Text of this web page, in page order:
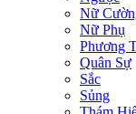
Nữ
Nữ Phụ
Phương
Quân Sự
Sắc
Sủng